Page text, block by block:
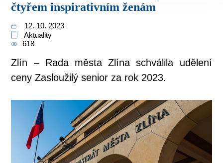
čtyřem inspirativním ženám
12. 10. 2023
Aktuality
618
Zlín – Rada města Zlína schválila udělení
ceny Zasloužilý senior za rok 2023.